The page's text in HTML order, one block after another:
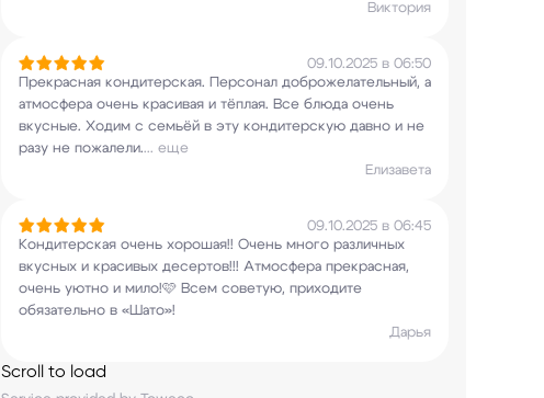
Виктория
09.10.2025 в 06:50
Прекрасная кондитерская. Персонал доброжелательный, а
атмосфера очень красивая и тёплая. Все блюда очень
вкусные. Ходим с семьёй в эту кондитерскую давно и не
разу не пожалели.... еще
Елизавета
09.10.2025 в 06:45
Кондитерская очень хорошая!! Очень много различных
вкусных и красивых десертов!!! Атмосфера прекрасная,
очень уютно и мило!🩷 Всем советую, приходите
обязательно в «Шато»!
Дарья
Scroll to load